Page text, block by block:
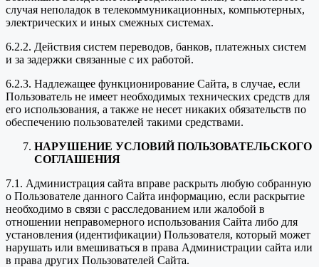
случая неполадок в телекоммуникационных, компьютерных,
электрических и иных смежных системах.
6.2.2. Действия систем переводов, банков, платежных систем
и за задержки связанные с их работой.
6.2.3. Надлежащее функционирование Сайта, в случае, если
Пользователь не имеет необходимых технических средств для
его использования, а также не несет никаких обязательств по
обеспечению пользователей такими средствами.
НАРУШЕНИЕ УСЛОВИЙ ПОЛЬЗОВАТЕЛЬСКОГО
СОГЛАШЕНИЯ
7.1. Администрация сайта вправе раскрыть любую собранную
о Пользователе данного Сайта информацию, если раскрытие
необходимо в связи с расследованием или жалобой в
отношении неправомерного использования Сайта либо для
установления (идентификации) Пользователя, который может
нарушать или вмешиваться в права Администрации сайта или
в права других Пользователей Сайта.